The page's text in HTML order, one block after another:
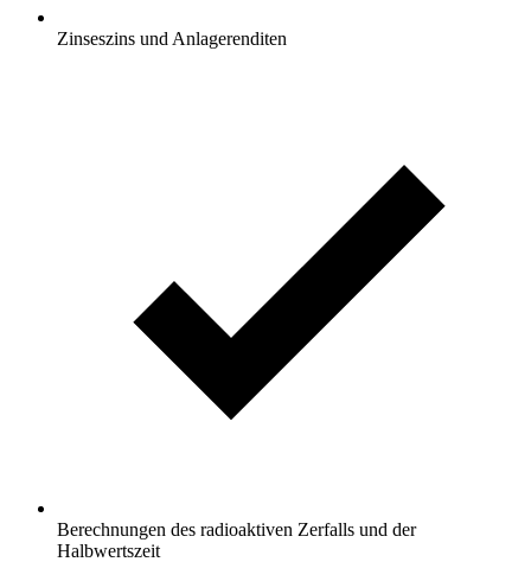
Zinseszins und Anlagerenditen
Berechnungen des radioaktiven Zerfalls und der
Halbwertszeit